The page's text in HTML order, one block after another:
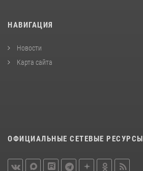
НАВИГАЦИЯ
Новости
Карта сайта
ОФИЦИАЛЬНЫЕ СЕТЕВЫЕ РЕСУРСЫ